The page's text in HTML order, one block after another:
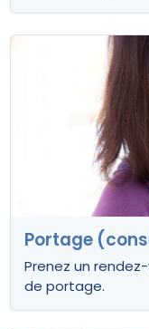
Portage
Prenez un
de portage.